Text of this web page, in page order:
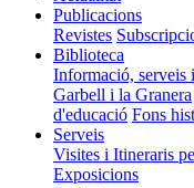
Publicacions
Revistes
Biblioteca
Informació, serveis
Garbell i la Granera
d'educació Fons
Serveis
Visites i Itineraris
Exposicions